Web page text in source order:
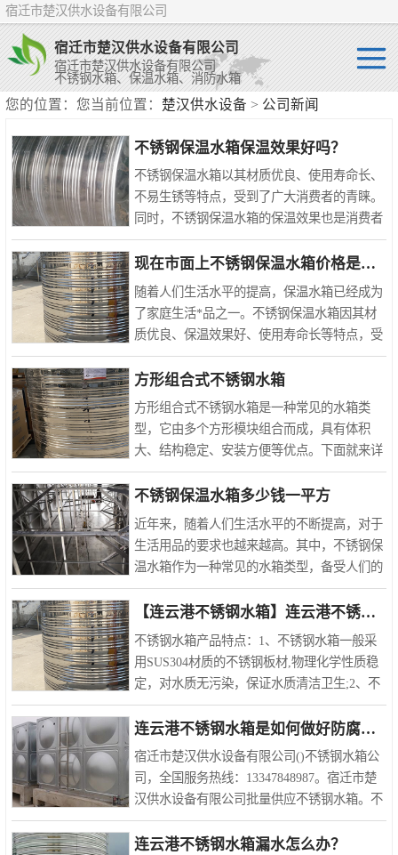
宿迁市楚汉供水设备有限公司
宿迁市楚汉供水设备有限公司
宿迁市楚汉供水设备有限公司
不锈钢水箱、保温水箱、消防水箱
您的位置：您当前位置： 楚汉供水设备 > 公司新闻
不锈钢保温水箱保温效果好吗？
不锈钢保温水箱以其材质优良、使用寿命长、
不易生锈等特点，受到了广大消费者的青睐。
同时，不锈钢保温水箱的保温效果也是消费者
关心的问题之一。那么，不锈钢保温水箱的保
温效果到底好不好呢？下面就来介绍一下相关
情况。一、保温原理..
现在市面上不锈钢保温水箱价格是多少？
随着人们生活水平的提高，保温水箱已经成为
了家庭生活*品之一。不锈钢保温水箱因其材
质优良、保温效果好、使用寿命长等特点，受
到了广大消费者的青睐。那么，现在市面上不
锈钢保温水箱价格是多少呢？下面就来介绍一
下相关情况。一、不锈..
方形组合式不锈钢水箱
方形组合式不锈钢水箱是一种常见的水箱类
型，它由多个方形模块组合而成，具有体积
大、结构稳定、安装方便等优点。下面就来详
细了解一下方形组合式不锈钢水箱的特点和使
用方法。首先，方形组合式不锈钢水箱的特点
是体积大。由于其采用多..
不锈钢保温水箱多少钱一平方
近年来，随着人们生活水平的不断提高，对于
生活用品的要求也越来越高。其中，不锈钢保
温水箱作为一种常见的水箱类型，备受人们的
青睐。那么，不锈钢保温水箱多少钱一平方
呢？下面就来详细了解一下。首先，不锈钢保
温水箱的价格是由多种..
【连云港不锈钢水箱】连云港不锈钢水箱的特点
不锈钢水箱产品特点：1、不锈钢水箱一般采
用SUS304材质的不锈钢板材,物理化学性质稳
定，对水质无污染，保证水质清洁卫生;2、不
锈钢水箱冲压成型,强度高、重量轻、外型整
洁、美观高雅;3、水箱板一般采用高镍8.0以上
3042B板,表面光洁美观..
连云港不锈钢水箱是如何做好防腐工作的?
宿迁市楚汉供水设备有限公司()不锈钢水箱公
司，全国服务热线：13347848987。宿迁市楚
汉供水设备有限公司批量供应不锈钢水箱。不
锈钢水箱是如何做好防腐工作的?接下来小编
就为大家简单介绍一下。不锈钢水箱适用于大
连云港不锈钢水箱漏水怎么办？
不锈钢水箱
保温水箱
消防水箱